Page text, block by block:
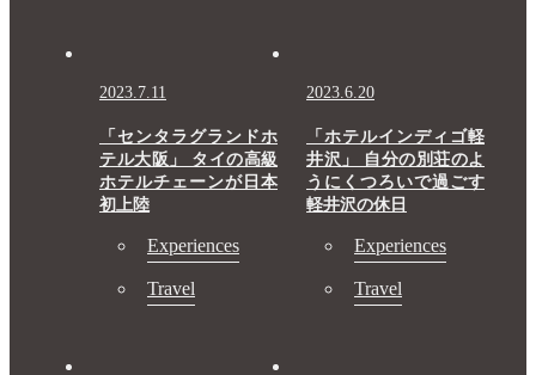
2023.7.11
「センタラグランドホ
テル大阪」 タイの高級
ホテルチェーンが日本
初上陸
Experiences
Travel
2023.6.20
「ホテルインディゴ軽
井沢」 自分の別荘のよ
うにくつろいで過ごす
軽井沢の休日
Experiences
Travel